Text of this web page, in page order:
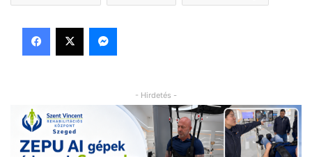
Facebook
X Messenger
- Hirdetés -